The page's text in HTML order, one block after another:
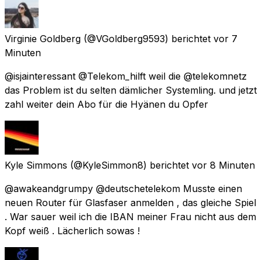
Virginie Goldberg (@VGoldberg9593) berichtet vor 7
Minuten
@isjainteressant @Telekom_hilft weil die @telekomnetz
das Problem ist du selten dämlicher Systemling. und jetzt
zahl weiter dein Abo für die Hyänen du Opfer
Kyle Simmons (@KyleSimmon8) berichtet vor 8 Minuten
@awakeandgrumpy @deutschetelekom Musste einen
neuen Router für Glasfaser anmelden , das gleiche Spiel
. War sauer weil ich die IBAN meiner Frau nicht aus dem
Kopf weiß . Lächerlich sowas !